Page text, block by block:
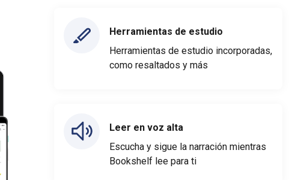
Herramientas de estudio
Herramientas de estudio incorporadas,
como resaltados y más
Leer en voz alta
Escucha y sigue la narración mientras
Bookshelf lee para ti